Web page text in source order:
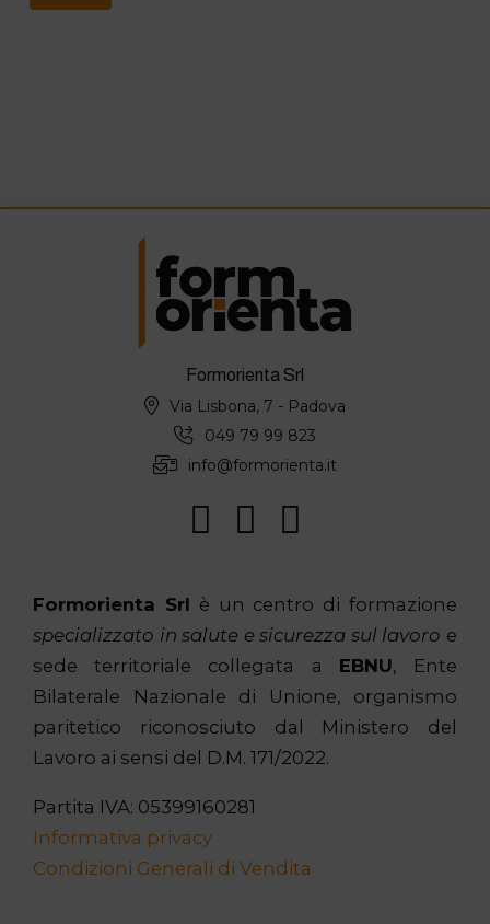
Formorienta Srl
Via Lisbona, 7 - Padova
049 79 99 823
info@formorienta.it
Formorienta Srl è un centro di formazione
specializzato in salute e sicurezza sul lavoro e
sede territoriale collegata a EBNU, Ente
Bilaterale Nazionale di Unione, organismo
paritetico riconosciuto dal Ministero del
Lavoro ai sensi del D.M. 171/2022.
Partita IVA: 05399160281
Informativa privacy
Condizioni Generali di Vendita